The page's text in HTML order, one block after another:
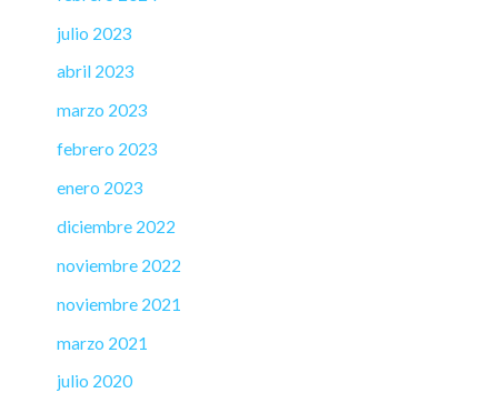
julio 2023
abril 2023
marzo 2023
febrero 2023
enero 2023
diciembre 2022
noviembre 2022
noviembre 2021
marzo 2021
julio 2020